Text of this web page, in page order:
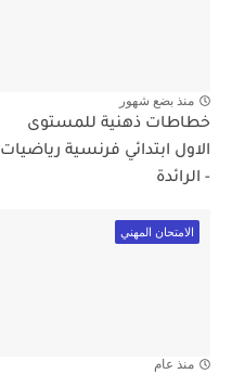
منذ بضع شهور
خطاطات ذهنية للمستوى
الاول ابتدائي فرنسية رياضيات
- الرائدة
الامتحان المهني
منذ عام